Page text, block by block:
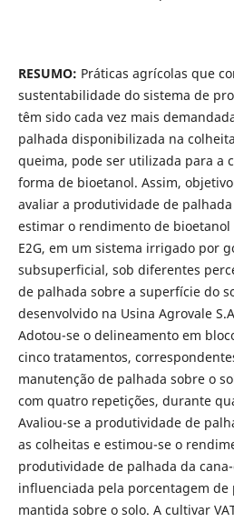
RESUMO: Práticas agrícolas que
sustentabilidade do sistema de
têm sido cada vez mais
palhada disponibilizada na
queima, pode ser utilizada para a
forma de bioetanol. Assim,
avaliar a produtividade de
estimar o rendimento de bioetanol
E2G, em um sistema irrigado por
subsuperficial, sob diferentes
de palhada sobre a superfície do
desenvolvido na Usina Agrovale
Adotou-se o delineamento em
cinco tratamentos,
manutenção de palhada sobre o
com quatro repetições, durante
Avaliou-se a produtividade de
as colheitas e estimou-se o
produtividade de palhada da
influenciada pela porcentagem de
mantida sobre o solo. A cultivar